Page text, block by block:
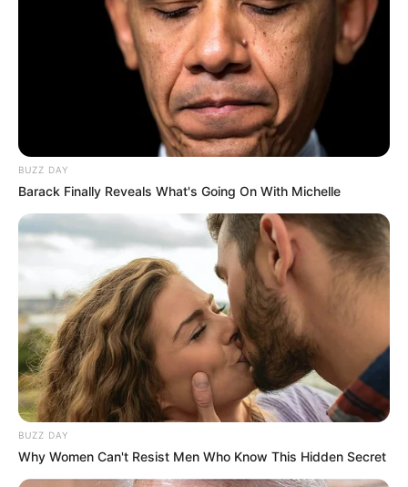
BUZZ DAY
Barack Finally Reveals What's Going On With Michelle
BUZZ DAY
Why Women Can't Resist Men Who Know This Hidden Secret